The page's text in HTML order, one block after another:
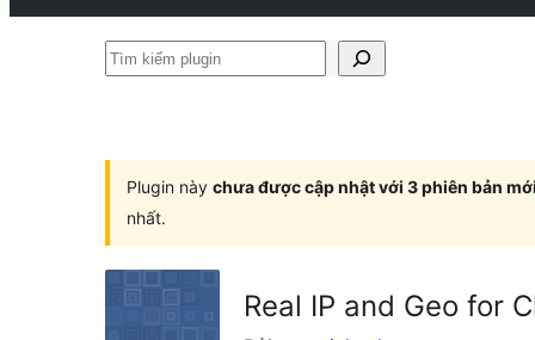
Tìm
Plugin này chưa được cập nhật với 3 phiên bản
nhất.
Real IP and Geo for